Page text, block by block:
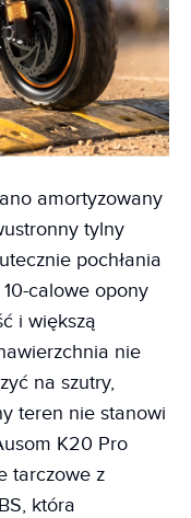
amortyzowany
tylny
pochłania
calowe opony
i większą
nie
na szutry,
teren nie stanowi
K20 Pro
tarczowe z
która